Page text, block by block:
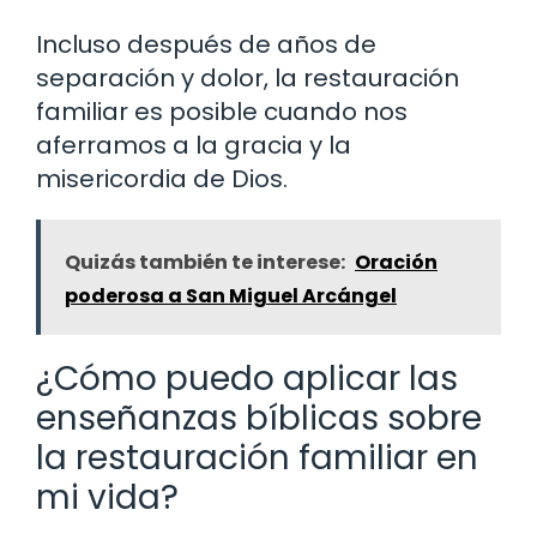
Incluso después de años de
separación y dolor, la restauración
familiar es posible cuando nos
aferramos a la gracia y la
misericordia de Dios.
Quizás también te interese: Oración
poderosa a San Miguel Arcángel
¿Cómo puedo aplicar las
enseñanzas bíblicas sobre
la restauración familiar en
mi vida?